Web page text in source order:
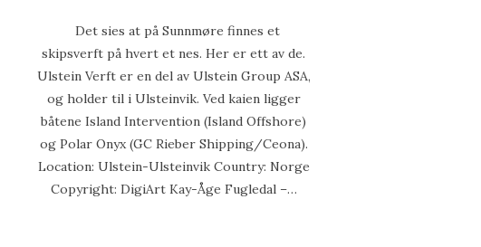
Det sies at på Sunnmøre finnes et
skipsverft på hvert et nes. Her er ett av de.
Ulstein Verft er en del av Ulstein Group ASA,
og holder til i Ulsteinvik. Ved kaien ligger
båtene Island Intervention (Island Offshore)
og Polar Onyx (GC Rieber Shipping/Ceona).
Location: Ulstein-Ulsteinvik Country: Norge
Copyright: DigiArt Kay-Åge Fugledal –…